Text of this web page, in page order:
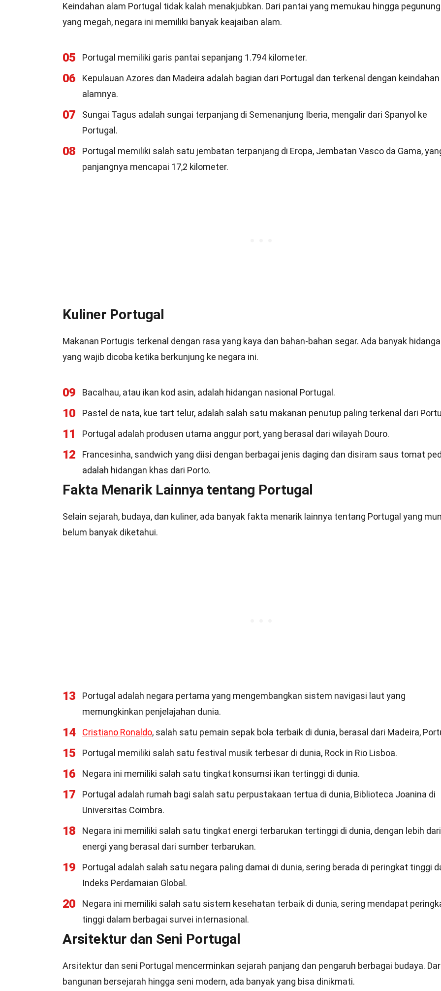
Keindahan alam Portugal tidak kalah menakjubkan. Dari pantai yang memukau hingga
yang megah, negara ini memiliki banyak keajaiban alam.
05 Portugal memiliki garis pantai sepanjang 1.794 kilometer.
06
Kepulauan Azores dan Madeira adalah bagian dari Portugal dan terkenal dengan keindahan
alamnya.
07
Sungai Tagus adalah sungai terpanjang di Semenanjung Iberia, mengalir dari Spanyol ke
Portugal.
08
Portugal memiliki salah satu jembatan terpanjang di Eropa, Jembatan Vasco da Gama,
panjangnya mencapai 17,2 kilometer.
Kuliner Portugal
Makanan Portugis terkenal dengan rasa yang kaya dan bahan-bahan segar. Ada banyak
yang wajib dicoba ketika berkunjung ke negara ini.
09 Bacalhau, atau ikan kod asin, adalah hidangan nasional Portugal.
10 Pastel de nata, kue tart telur, adalah salah satu makanan penutup paling terkenal dari
11 Portugal adalah produsen utama anggur port, yang berasal dari wilayah Douro.
12
Francesinha, sandwich yang diisi dengan berbagai jenis daging dan disiram saus tomat
adalah hidangan khas dari Porto.
Fakta Menarik Lainnya tentang Portugal
Selain sejarah, budaya, dan kuliner, ada banyak fakta menarik lainnya tentang Portugal yang
belum banyak diketahui.
13
Portugal adalah negara pertama yang mengembangkan sistem navigasi laut yang
memungkinkan penjelajahan dunia.
14 Cristiano Ronaldo, salah satu pemain sepak bola terbaik di dunia, berasal dari Madeira,
15 Portugal memiliki salah satu festival musik terbesar di dunia, Rock in Rio Lisboa.
16 Negara ini memiliki salah satu tingkat konsumsi ikan tertinggi di dunia.
17
Portugal adalah rumah bagi salah satu perpustakaan tertua di dunia, Biblioteca Joanina di
Universitas Coimbra.
18
Negara ini memiliki salah satu tingkat energi terbarukan tertinggi di dunia, dengan lebih
energi yang berasal dari sumber terbarukan.
19
Portugal adalah salah satu negara paling damai di dunia, sering berada di peringkat tinggi
Indeks Perdamaian Global.
20
Negara ini memiliki salah satu sistem kesehatan terbaik di dunia, sering mendapat
tinggi dalam berbagai survei internasional.
Arsitektur dan Seni Portugal
Arsitektur dan seni Portugal mencerminkan sejarah panjang dan pengaruh berbagai budaya.
bangunan bersejarah hingga seni modern, ada banyak yang bisa dinikmati.